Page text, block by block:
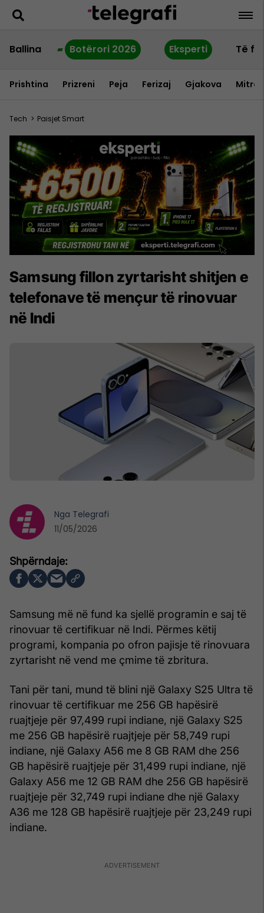
Ballina Botërori 2026 Eksperti Të
Prishtina Prizreni Peja Ferizaj Gjakova
Tech > Paisjet Smart
Samsung fillon zyrtarisht shitjen e
telefonave të mençur të rinovuar
në Indi
Samsung më në fund ka sjellë programin e saj të
rinovuar të certifikuar në Indi. Përmes këtij
programi, kompania po ofron pajisje të rinovuara
zyrtarisht në vend me çmime të zbritura.
Tani për tani, mund të blini një Galaxy S25 Ultra të
rinovuar të certifikuar me 256 GB hapësirë
ruajtjeje për 97,499 rupi indiane, një Galaxy S25
me 256 GB hapësirë ruajtjeje për 58,749 rupi
indiane, një Galaxy A56 me 8 GB RAM dhe 256
GB hapësirë ruajtjeje për 31,499 rupi indiane, një
Galaxy A56 me 12 GB RAM dhe 256 GB hapësirë
ruajtjeje për 32,749 rupi indiane dhe një Galaxy
A36 me 128 GB hapësirë ruajtjeje për 23,249 rupi
indiane.
Nga Telegrafi
11/05/2026